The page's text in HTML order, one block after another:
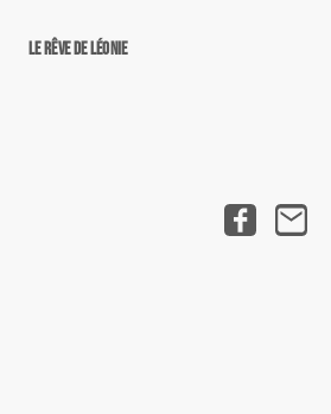
Le rêve de Léonie